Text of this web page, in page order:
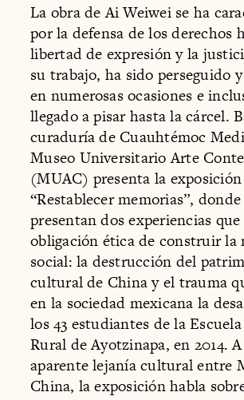
La obra de Ai Weiwei se ha
por la defensa de los derechos
libertad de expresión y la
su trabajo, ha sido perseguido
en numerosas ocasiones e
llegado a pisar hasta la cárcel.
curaduría de Cuauhtémoc
Museo Universitario Arte
(MUAC) presenta la exposición
“Restablecer memorias”, donde
presentan dos experiencias
obligación ética de construir la
social: la destrucción del
cultural de China y el trauma
en la sociedad mexicana la
los 43 estudiantes de la
Rural de Ayotzinapa, en 2014.
aparente lejanía cultural entre
China, la exposición habla